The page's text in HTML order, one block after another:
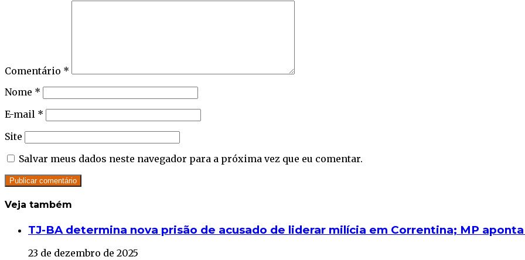
Comentário *
Nome *
E-mail *
Site
Salvar meus dados neste navegador para a próxima vez que eu comentar.
Veja também
CloseTJ-BA determina nova prisão de acusado de liderar milícia em Correntina; MP
23 de dezembro de 2025